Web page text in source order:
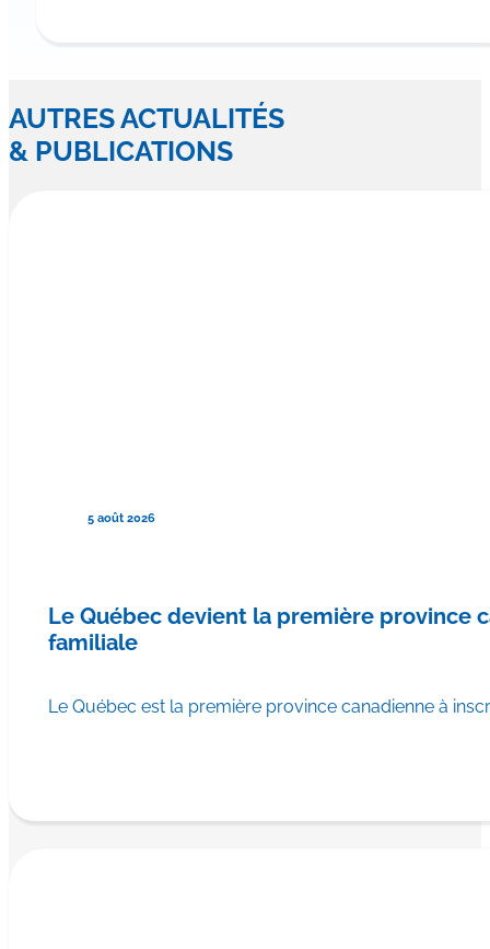
AUTRES ACTUALITÉS
& PUBLICATIONS
5 août 2026
Le Québec devient la première province
familiale
Le Québec est la première province canadienne à